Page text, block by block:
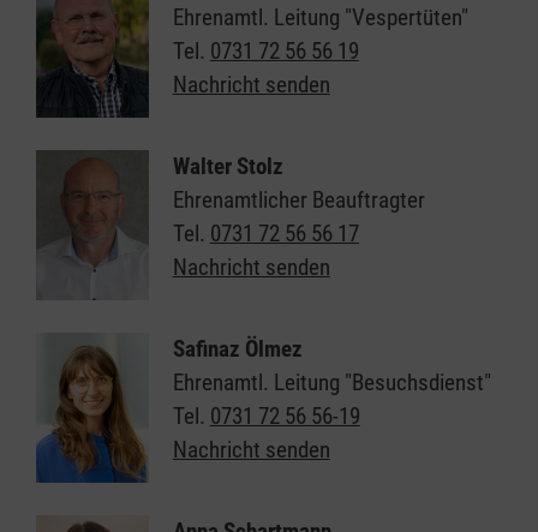
Ehrenamtl. Leitung "Vespertüten"
Tel. 0731 72 56 56 19
Nachricht senden
Walter Stolz
Ehrenamtlicher Beauftragter
Tel. 0731 72 56 56 17
Nachricht senden
Safinaz Ölmez
Ehrenamtl. Leitung "Besuchsdienst"
Tel. 0731 72 56 56-19
Nachricht senden